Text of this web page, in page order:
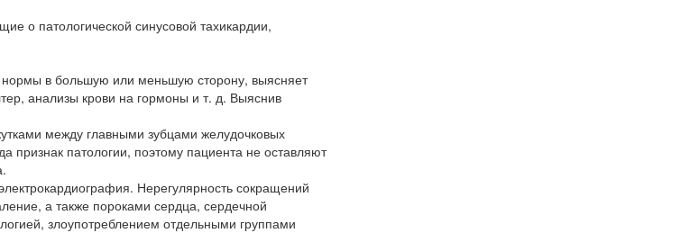
о патологической синусовой тахикардии,
нормы в большую или меньшую сторону, выясняет
анализы крови на гормоны и т. д. Выяснив
между главными зубцами желудочковых
признак патологии, поэтому пациента не оставляют
Нерегулярность сокращений
а также пороками сердца, сердечной
злоупотреблением отдельными группами